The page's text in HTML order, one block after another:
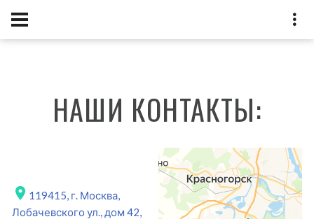
НАШИ КОНТАКТЫ:
119415, г. Москва,
Лобачевского ул., дом 42,